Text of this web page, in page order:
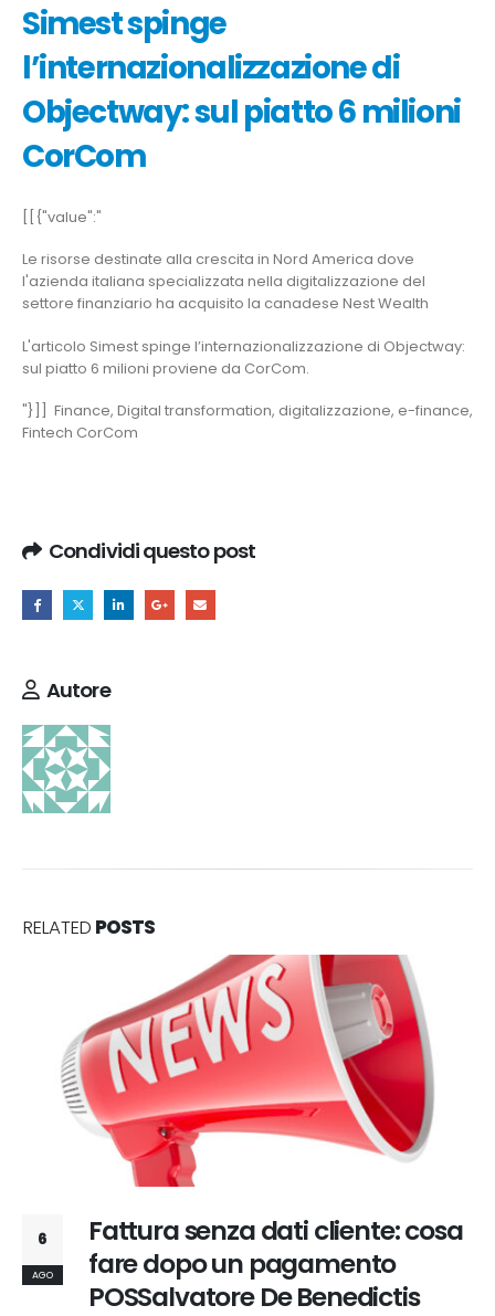
Simest spinge
l’internazionalizzazione di
Objectway: sul piatto 6 milioni
CorCom
[[{"value":"
Le risorse destinate alla crescita in Nord America dove
l'azienda italiana specializzata nella digitalizzazione del
settore finanziario ha acquisito la canadese Nest Wealth
L'articolo Simest spinge l’internazionalizzazione di Objectway:
sul piatto 6 milioni proviene da CorCom.
"}]] Finance, Digital transformation, digitalizzazione, e-finance,
Fintech CorCom
Condividi questo post
Autore
RELATED POSTS
6
AGO
Fattura senza dati cliente: cosa
fare dopo un pagamento
POSSalvatore De Benedictis